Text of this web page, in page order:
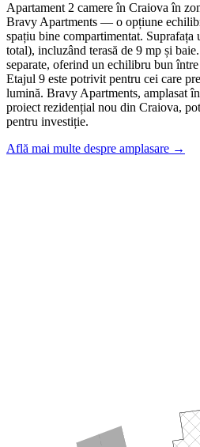
Apartament 2 camere în Craiova în
Bravy Apartments — o opțiune
spațiu bine compartimentat.
total), incluzând terasă de 9 mp și
separate, oferind un echilibru bun
Etajul 9 este potrivit pentru cei care
lumină. Bravy Apartments, amplasat
proiect rezidențial nou din Craiova,
pentru investiție.
Află mai multe despre amplasare →